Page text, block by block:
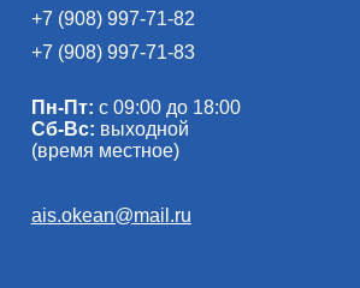
+7 (908) 997-71-82
+7 (908) 997-71-83
Пн-Пт: с 09:00 до 18:00
Сб-Вс: выходной
(время местное)
ais.okean@mail.ru